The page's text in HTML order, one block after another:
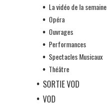
La vidéo de la semaine
Opéra
Ouvrages
Performances
Spectacles Musicaux
Théâtre
SORTIE VOD
VOD